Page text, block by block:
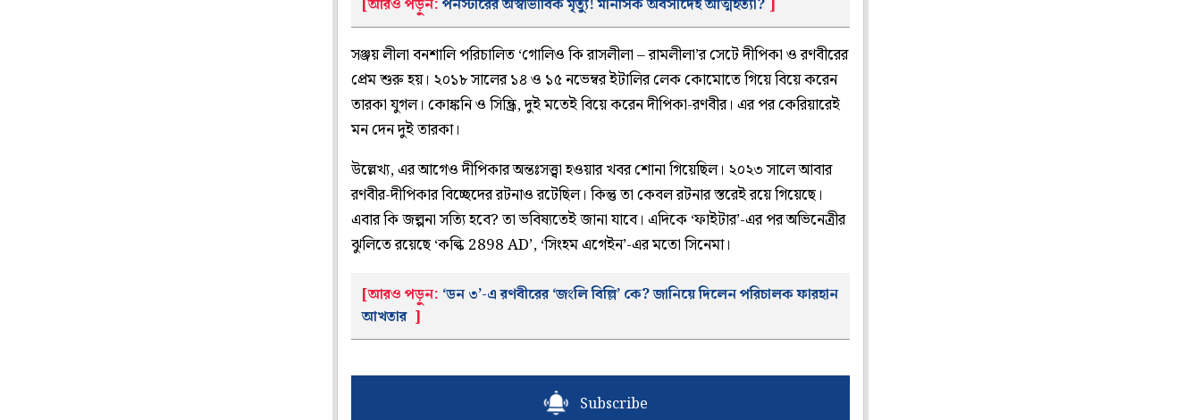
[আরও পড়ুন:পর্নস্টারের অস্বাভাবিক মৃত্যু! মানসিক অবসাদেই আত্মহত্যা? ]
সঞ্জয় লীলা বনশালি পরিচালিত ‘গোলিও কি রাসলীলা – রামলীলা’র সেটে দীপিকা ও রণবীরের
প্রেম শুরু হয়। ২০১৮ সালের ১৪ ও ১৫ নভেম্বর ইটালির লেক কোমোতে গিয়ে বিয়ে করেন
তারকা যুগল। কোঙ্কনি ও সিন্ধ্রি, দুই মতেই বিয়ে করেন দীপিকা-রণবীর। এর পর কেরিয়ারেই
মন দেন দুই তারকা।
উল্লেখ্য, এর আগেও দীপিকার অন্তঃসত্ত্বা হওয়ার খবর শোনা গিয়েছিল। ২০২৩ সালে আবার
রণবীর-দীপিকার বিচ্ছেদের রটনাও রটেছিল। কিন্তু তা কেবল রটনার স্তরেই রয়ে গিয়েছে।
এবার কি জল্পনা সত্যি হবে? তা ভবিষ্যতেই জানা যাবে। এদিকে ‘ফাইটার’-এর পর অভিনেত্রীর
ঝুলিতে রয়েছে ‘কল্কি 2898 AD’, ‘সিংহম এগেইন’-এর মতো সিনেমা।
[আরও পড়ুন: ‘ডন ৩’-এ রণবীরের ‘জংলি বিল্লি’ কে? জানিয়ে দিলেন পরিচালক ফারহান
আখতার]
Subscribe